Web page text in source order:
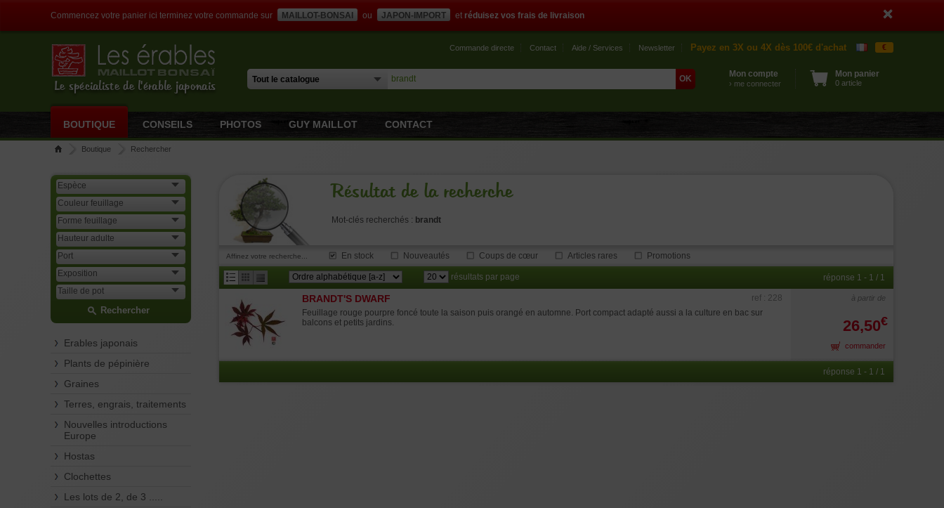
Commencez votre panier ici terminez votre commande sur MAILLOT-BONSAI ou JAPON-IMPORT et réduisez vos frais de livraison
Le spécialiste de l'érable japonais
Commande directe Contact Aide / Services Newsletter Payez en 3X ou 4X dès 100€ d'achat €
Mon compte
› me connecter
Mon panier
0 article
BOUTIQUE CONSEILS PHOTOS GUY MAILLOT CONTACT
Boutique Rechercher
Rechercher
Erables japonais
Plants de pépinière
Graines
Terres, engrais, traitements
Nouvelles introductions
Europe
Hostas
Clochettes
Les lots de 2, de 3 .....
Résultat de la recherche
Mot-clés recherchés : brandt
Affinez votre recherche... En stock Nouveautés Coups de cœur Articles rares Promotions
résultats par page réponse 1 - 1 / 1
BRANDT'S DWARF
ref : 228
Feuillage rouge pourpre foncé toute la saison puis orangé en automne. Port compact adapté aussi a la culture en bac sur
balcons et petits jardins.
26,50€
à partir de
commander
réponse 1 - 1 / 1